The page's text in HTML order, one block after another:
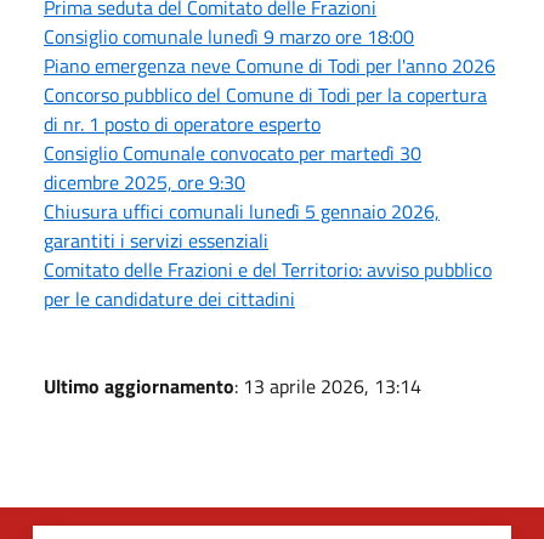
Prima seduta del Comitato delle Frazioni
Consiglio comunale lunedì 9 marzo ore 18:00
Piano emergenza neve Comune di Todi per l'anno 2026
Concorso pubblico del Comune di Todi per la copertura
di nr. 1 posto di operatore esperto
Consiglio Comunale convocato per martedì 30
dicembre 2025, ore 9:30
Chiusura uffici comunali lunedì 5 gennaio 2026,
garantiti i servizi essenziali
Comitato delle Frazioni e del Territorio: avviso pubblico
per le candidature dei cittadini
Ultimo aggiornamento: 13 aprile 2026, 13:14